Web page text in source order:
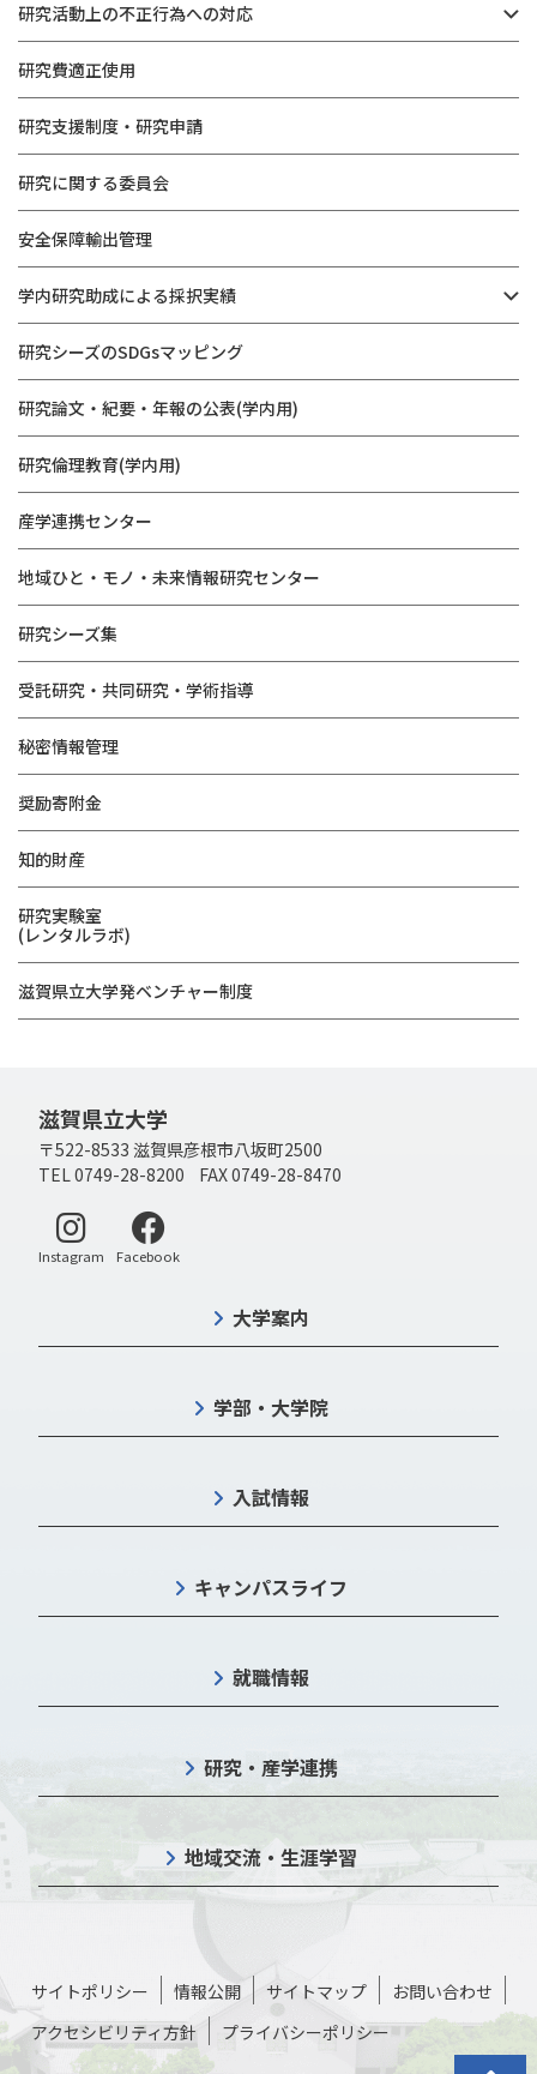
研究活動上の不正行為への対応
研究費適正使用
研究支援制度・研究申請
研究に関する委員会
安全保障輸出管理
学内研究助成による採択実績
研究シーズのSDGsマッピング
研究論文・紀要・年報の公表(学内用)
研究倫理教育(学内用)
産学連携センター
地域ひと・モノ・未来情報研究センター
研究シーズ集
受託研究・共同研究・学術指導
秘密情報管理
奨励寄附金
知的財産
研究実験室
(レンタルラボ)
滋賀県立大学発ベンチャー制度
滋賀県立大学
〒522-8533 滋賀県彦根市八坂町2500
TEL 0749-28-8200 FAX 0749-28-8470
Instagram 別ウィンドウで開く
Facebook別ウィンドウで開く
大学案内
学部・大学院
入試情報
キャンパスライフ
就職情報
研究・産学連携
地域交流・生涯学習
サイトポリシー 情報公開 サイトマップ
お問い合わせ
アクセシビリティ方針
プライバシーポリシー
トップ